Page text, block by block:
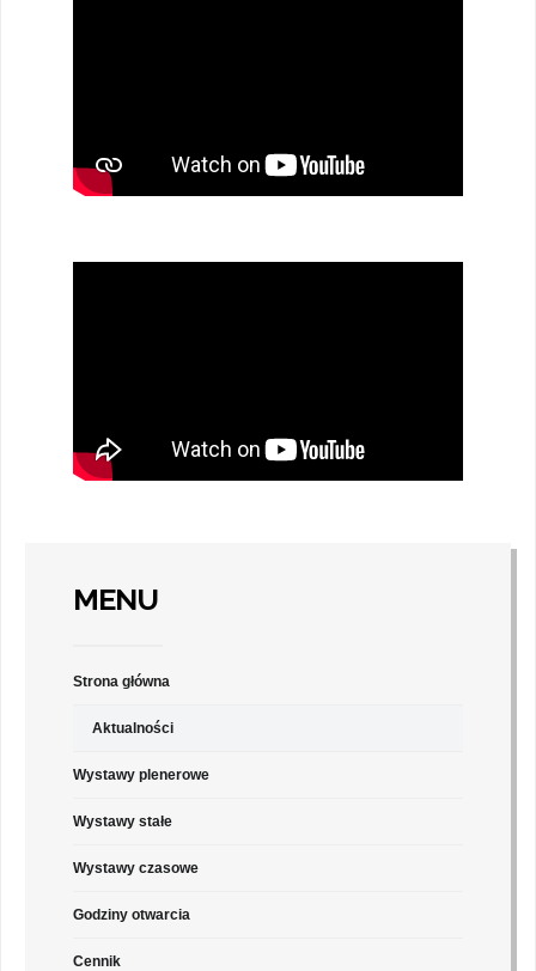
MENU
Strona główna
Aktualności
Wystawy plenerowe
Wystawy stałe
Wystawy czasowe
Godziny otwarcia
Cennik